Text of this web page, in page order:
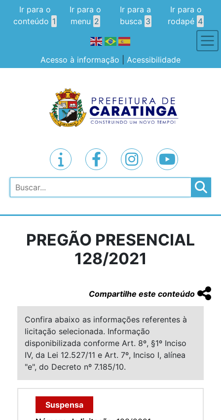
Ir para o
conteúdo 1
Ir para o
menu 2
Ir para a
busca 3
Ir para o
rodapé 4
Acesso à informação Acessibilidade
Pesquisar
PREGÃO PRESENCIAL
128/2021
Compartilhe este conteúdo
Confira abaixo as informações referentes à
licitação selecionada. Informação
disponibilizada conforme Art. 8º, §1º Inciso
IV, da Lei 12.527/11 e Art. 7º, Inciso I, alínea
"e", do Decreto nº 7.185/10.
Suspensa